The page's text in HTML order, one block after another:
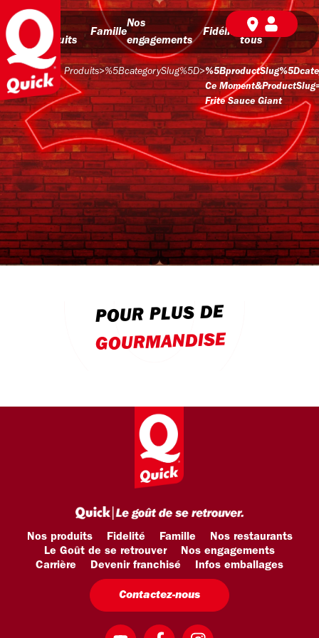
Nos
produits
Famille
Nos
engagements
Fidélité
BD pour
tous
Produits>%5BcategorySlug%5D>
Ce
Frite Sauce Giant
POUR PLUS DE
GOURMANDISE
Nos produits Fidelité Famille
Nos restaurants
Le Goût de se retrouver
Nos engagements
Carrière
Devenir franchisé Infos emballages
Contactez-nous